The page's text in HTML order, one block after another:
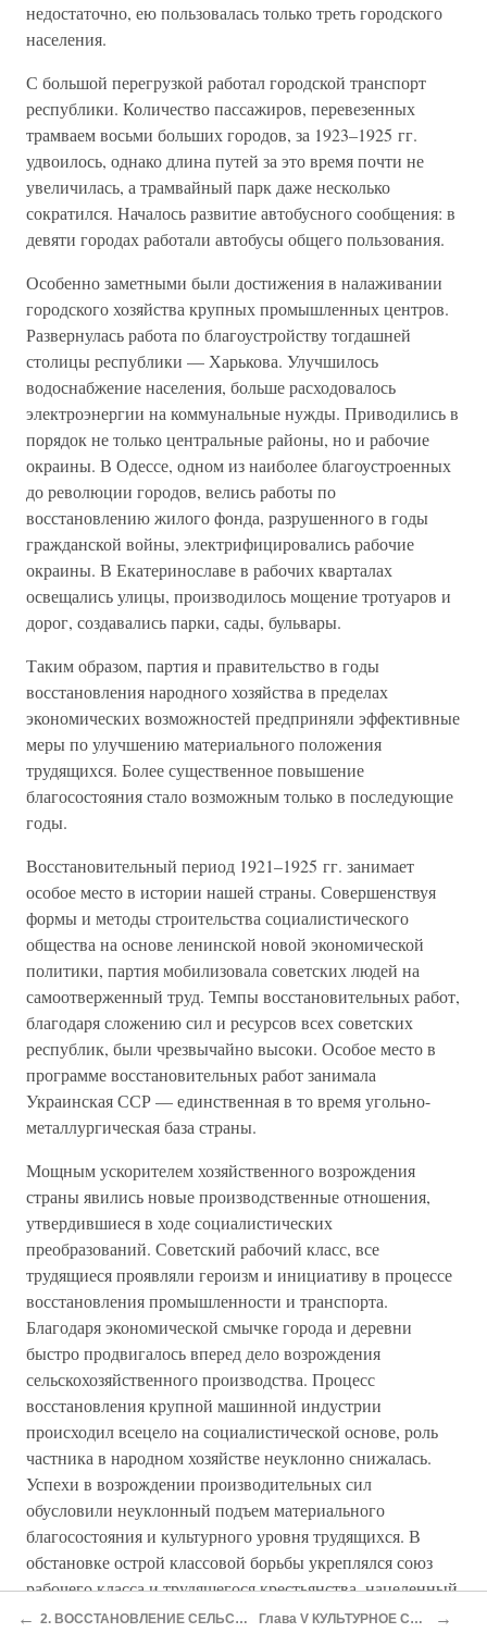
недостаточно, ею пользовалась только треть городского
населения.
С большой перегрузкой работал городской транспорт
республики. Количество пассажиров, перевезенных
трамваем восьми больших городов, за 1923–1925 гг.
удвоилось, однако длина путей за это время почти не
увеличилась, а трамвайный парк даже несколько
сократился. Началось развитие автобусного сообщения: в
девяти городах работали автобусы общего пользования.
Особенно заметными были достижения в налаживании
городского хозяйства крупных промышленных центров.
Развернулась работа по благоустройству тогдашней
столицы республики — Харькова. Улучшилось
водоснабжение населения, больше расходовалось
электроэнергии на коммунальные нужды. Приводились в
порядок не только центральные районы, но и рабочие
окраины. В Одессе, одном из наиболее благоустроенных
до революции городов, велись работы по
восстановлению жилого фонда, разрушенного в годы
гражданской войны, электрифицировались рабочие
окраины. В Екатеринославе в рабочих кварталах
освещались улицы, производилось мощение тротуаров и
дорог, создавались парки, сады, бульвары.
Таким образом, партия и правительство в годы
восстановления народного хозяйства в пределах
экономических возможностей предприняли эффективные
меры по улучшению материального положения
трудящихся. Более существенное повышение
благосостояния стало возможным только в последующие
годы.
Восстановительный период 1921–1925 гг. занимает
особое место в истории нашей страны. Совершенствуя
формы и методы строительства социалистического
общества на основе ленинской новой экономической
политики, партия мобилизовала советских людей на
самоотверженный труд. Темпы восстановительных работ,
благодаря сложению сил и ресурсов всех советских
республик, были чрезвычайно высоки. Особое место в
программе восстановительных работ занимала
Украинская ССР — единственная в то время угольно-
металлургическая база страны.
Мощным ускорителем хозяйственного возрождения
страны явились новые производственные отношения,
утвердившиеся в ходе социалистических
преобразований. Советский рабочий класс, все
трудящиеся проявляли героизм и инициативу в процессе
восстановления промышленности и транспорта.
Благодаря экономической смычке города и деревни
быстро продвигалось вперед дело возрождения
сельскохозяйственного производства. Процесс
восстановления крупной машинной индустрии
происходил всецело на социалистической основе, роль
частника в народном хозяйстве неуклонно снижалась.
Успехи в возрождении производительных сил
обусловили неуклонный подъем материального
благосостояния и культурного уровня трудящихся. В
обстановке острой классовой борьбы укреплялся союз
рабочего класса и трудящегося крестьянства, нацеленный
на победу социализма, росла активность трудящихся во
← 2. ВОССТАНОВЛЕНИЕ СЕЛЬСКОГО ХОЗЯЙСТВА Глава V КУЛЬТУРНОЕ СТРОИТЕЛЬСТВО →